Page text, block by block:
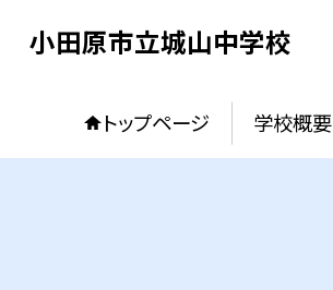
小田原市立城山中学校
トップページ 学校概要